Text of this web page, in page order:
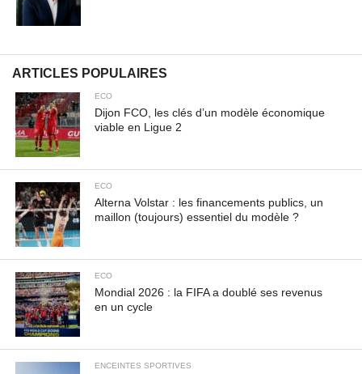
auctor. Aenean feugiat, odio in facilisis sollicitudin, augue
Nullam vitae est a risus dictum congue. Cras non lacus id
magna scelerisque sodales. Curabitur non fermentum
odio, vitae accumsan odio.
ARTICLES POPULAIRES
ECO
Dijon FCO, les clés d’un modèle économique
viable en Ligue 2
ECO
Alterna Volstar : les financements publics, un
maillon (toujours) essentiel du modèle ?
ECO
Mondial 2026 : la FIFA a doublé ses revenus
en un cycle
ENCEINTES SPORTIVES